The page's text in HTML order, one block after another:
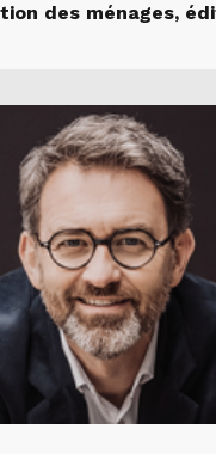
des ménages,